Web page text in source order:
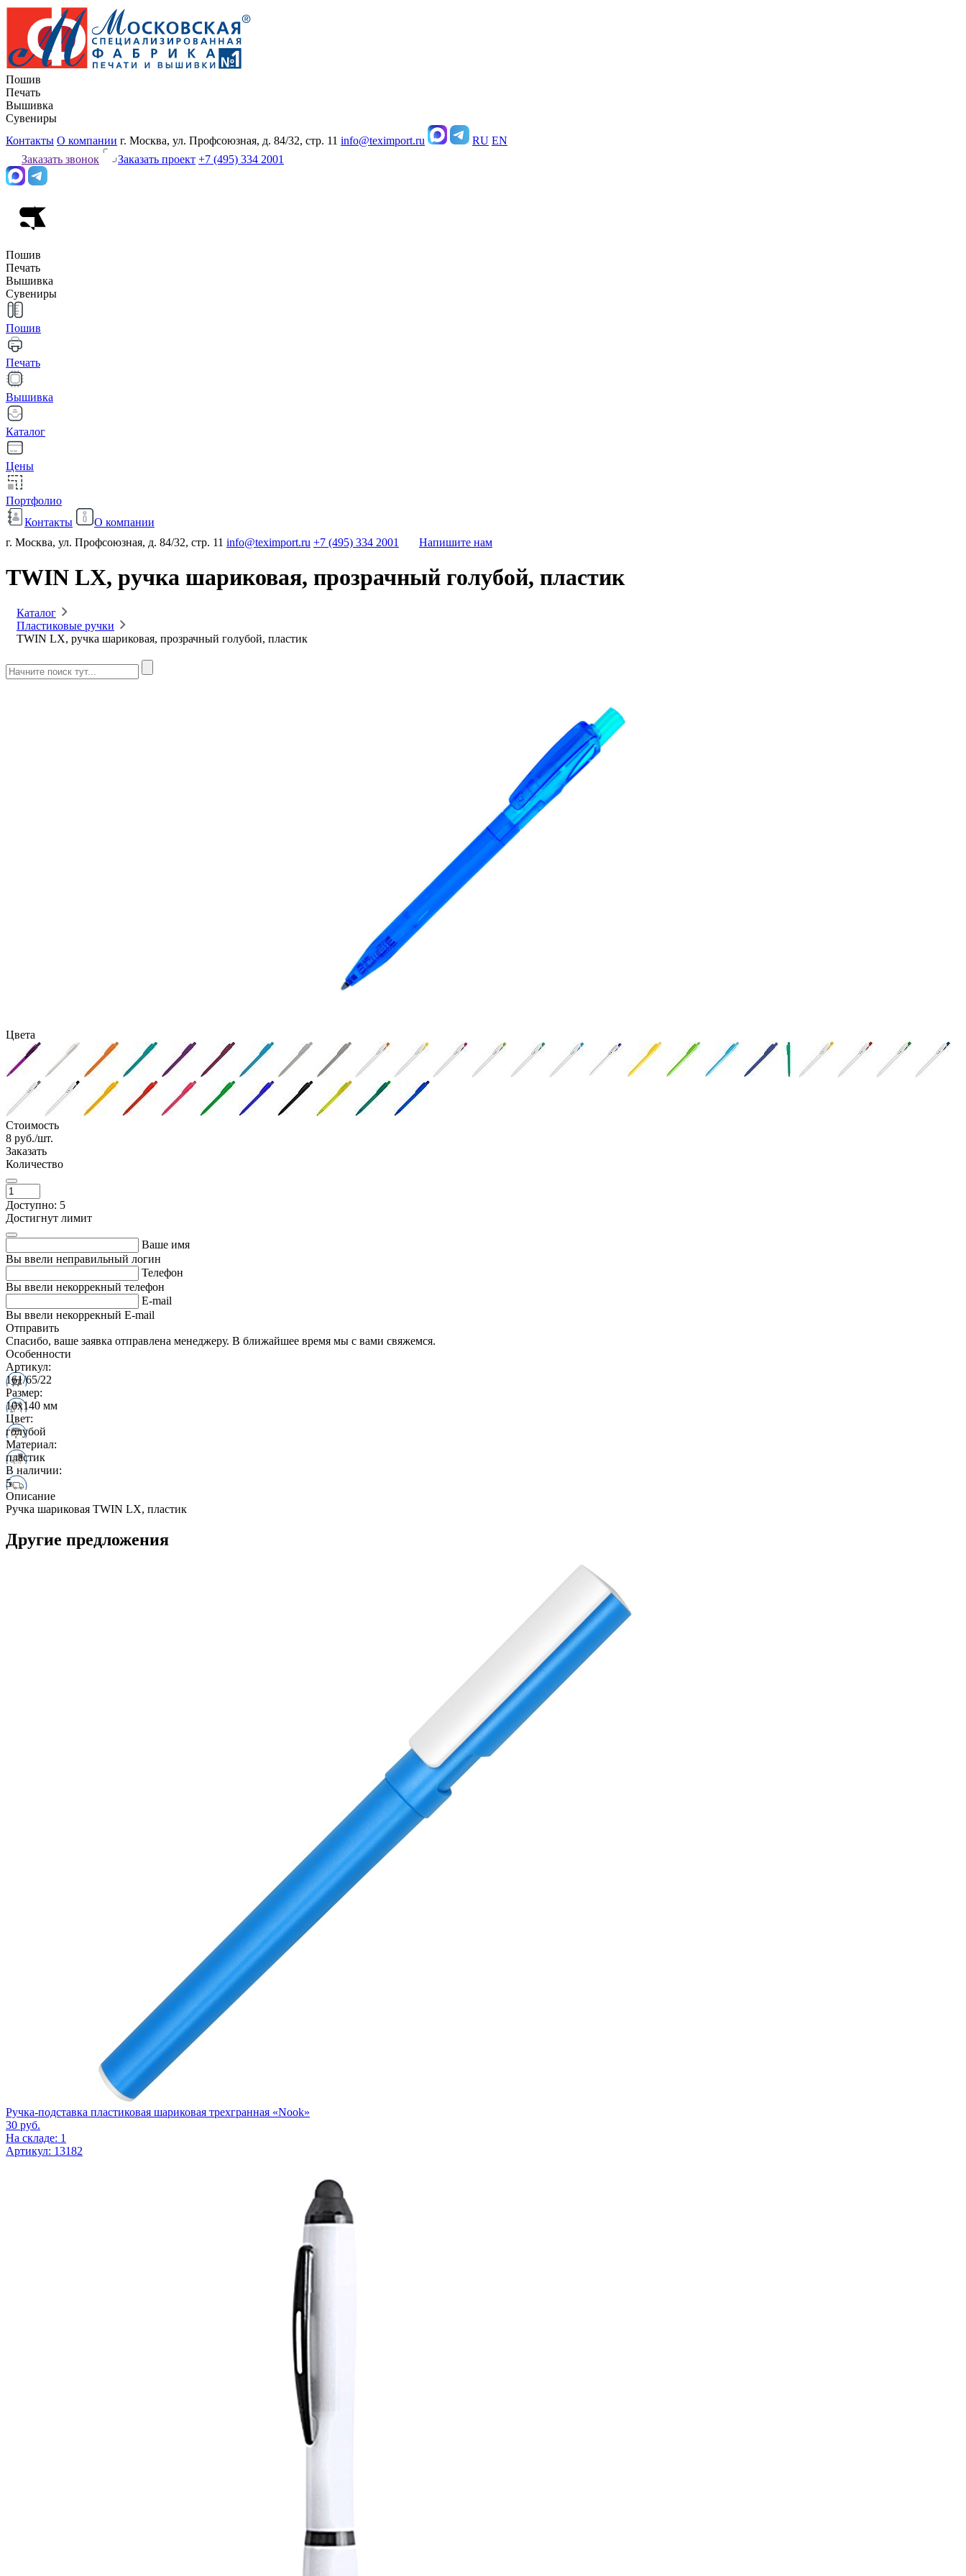
Пошив
Печать
Вышивка
Сувениры
Контакты О компании г. Москва, ул. Профсоюзная, д. 84/32, стр. 11 info@teximport.ru RU EN
Заказать звонок
Заказать проект +7 (495) 334 2001
Пошив
Печать
Вышивка
Сувениры
Пошив
Печать
Вышивка
Каталог
Цены
Портфолио
Контакты
О компании
г. Москва, ул. Профсоюзная, д. 84/32, стр. 11 info@teximport.ru +7 (495) 334 2001 Напишите нам
TWIN LX, ручка шариковая, прозрачный голубой, пластик
Каталог
Пластиковые ручки
TWIN LX, ручка шариковая, прозрачный голубой, пластик
Цвета
Стоимость
8 руб./шт.
Заказать
Количество
Доступно: 5
Достигнут лимит
Ваше имя
Вы ввели неправильный логин
Телефон
Вы ввели некоррекный телефон
E-mail
Вы ввели некоррекный E-mail
Отправить
Спасибо, ваше заявка отправлена менеджеру. В ближайшее время мы с вами свяжемся.
Особенности
Артикул:
161/65/22
Размер:
10х140 мм
Цвет:
голубой
Материал:
пластик
В наличии:
5
Описание
Ручка шариковая TWIN LX, пластик
Другие предложения
Ручка-подставка пластиковая шариковая трехгранная «Nook»
30 руб.
На складе: 1
Артикул: 13182